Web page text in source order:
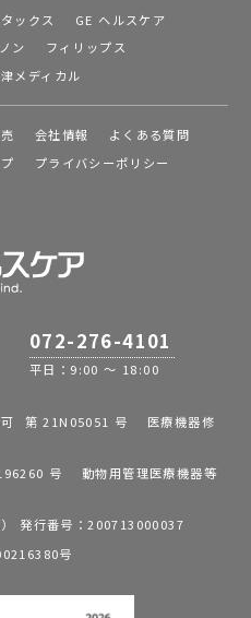
ックス
GE ヘルスケア
ン
フィリップス
メディカル
会社情報
よくある質問
プライバシーポリシー
072-276-4101
平日：9:00 ～ 18:00
可 第 21N05051 号 医療機器修
号 動物用管理医療機器等
発行番号：200713000037
号